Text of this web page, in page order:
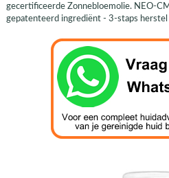
gecertificeerde Zonnebloemolie. NEO-
gepatenteerd ingrediënt - 3-staps herstel